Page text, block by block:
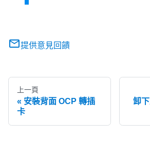
提供意見回饋
上一頁
安裝背面 OCP 轉插
卡
卸